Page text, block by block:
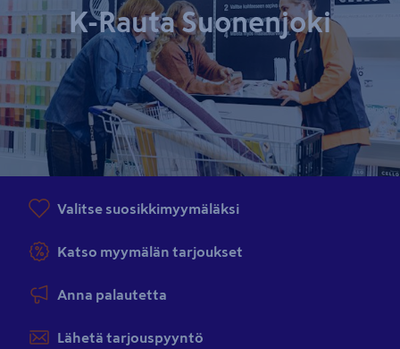
K-Rauta Suonenjoki
Valitse suosikkimyymäläksi
Katso myymälän tarjoukset
Anna palautetta
Lähetä tarjouspyyntö